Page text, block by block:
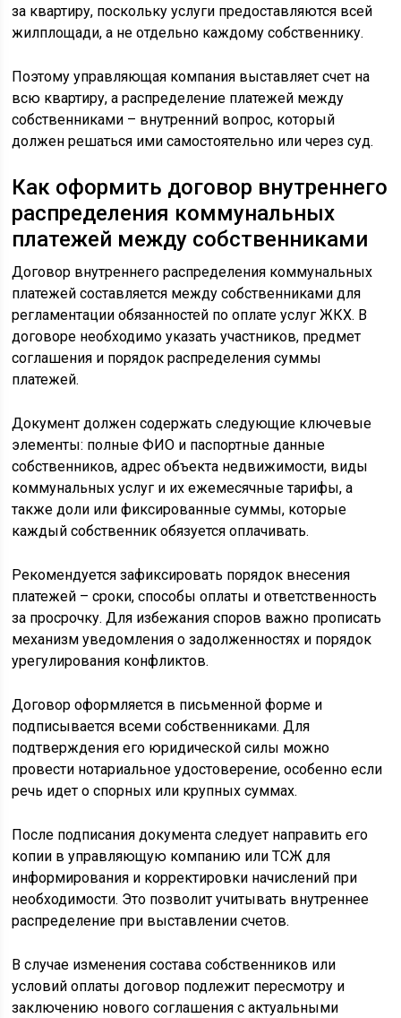
за квартиру, поскольку услуги предоставляются всей
жилплощади, а не отдельно каждому собственнику.
Поэтому управляющая компания выставляет счет на
всю квартиру, а распределение платежей между
собственниками – внутренний вопрос, который
должен решаться ими самостоятельно или через суд.
Как оформить договор внутреннего
распределения коммунальных
платежей между собственниками
Договор внутреннего распределения коммунальных
платежей составляется между собственниками для
регламентации обязанностей по оплате услуг ЖКХ. В
договоре необходимо указать участников, предмет
соглашения и порядок распределения суммы
платежей.
Документ должен содержать следующие ключевые
элементы: полные ФИО и паспортные данные
собственников, адрес объекта недвижимости, виды
коммунальных услуг и их ежемесячные тарифы, а
также доли или фиксированные суммы, которые
каждый собственник обязуется оплачивать.
Рекомендуется зафиксировать порядок внесения
платежей – сроки, способы оплаты и ответственность
за просрочку. Для избежания споров важно прописать
механизм уведомления о задолженностях и порядок
урегулирования конфликтов.
Договор оформляется в письменной форме и
подписывается всеми собственниками. Для
подтверждения его юридической силы можно
провести нотариальное удостоверение, особенно если
речь идет о спорных или крупных суммах.
После подписания документа следует направить его
копии в управляющую компанию или ТСЖ для
информирования и корректировки начислений при
необходимости. Это позволит учитывать внутреннее
распределение при выставлении счетов.
В случае изменения состава собственников или
условий оплаты договор подлежит пересмотру и
заключению нового соглашения с актуальными